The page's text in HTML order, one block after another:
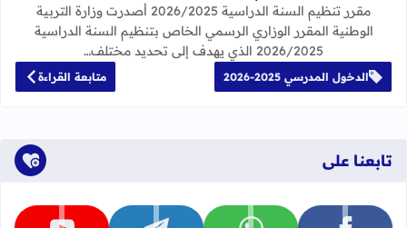
مقرر تنظيم السنة الدراسية 2026/2025 أصدرت وزارة التربية
الوطنية المقرر الوزاري الرسمي الخاص بتنظيم السنة الدراسية
2026/2025 الذي يهدف إلى تحديد مختلف…
الدخول المدرسي 2025-2026 متابعة القراءة
تابعنا على